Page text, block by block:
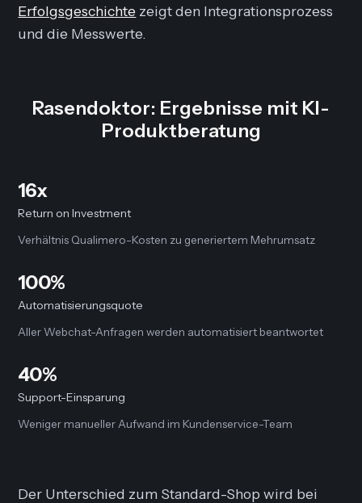
Erfolgsgeschichte zeigt den Integrationsprozess
und die Messwerte.
Rasendoktor: Ergebnisse mit KI-
Produktberatung
16x
Return on Investment
Verhältnis Qualimero-Kosten zu generiertem Mehrumsatz
100%
Automatisierungsquote
Aller Webchat-Anfragen werden automatisiert beantwortet
40%
Support-Einsparung
Weniger manueller Aufwand im Kundenservice-Team
Der Unterschied zum Standard-Shop wird bei